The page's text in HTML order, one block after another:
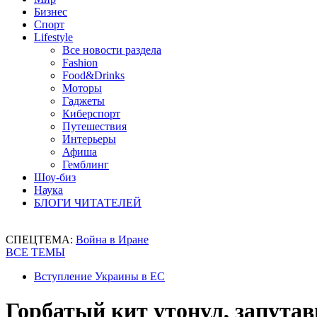
Бизнес
Спорт
Lifestyle
Все новости раздела
Fashion
Food&Drinks
Моторы
Гаджеты
Киберспорт
Путешествия
Интерьеры
Афиша
Гемблинг
Шоу-биз
Наука
БЛОГИ ЧИТАТЕЛЕЙ
СПЕЦТЕМА: Война в Иране
ВСЕ ТЕМЫ
Вступление Украины в ЕС
Горбатый кит утонул,